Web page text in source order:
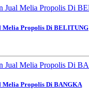
Melia Propolis Di BELITUNG
Melia Propolis Di BANGKA